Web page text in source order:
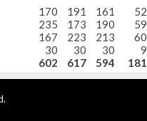
170 191 161
235 173 190
167 223 213
30 30 30
602 617 594